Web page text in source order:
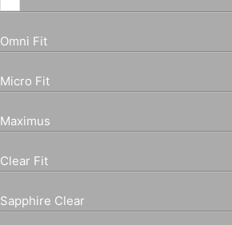
Omni Fit
Micro Fit
Maximus
Clear Fit
Sapphire Clear